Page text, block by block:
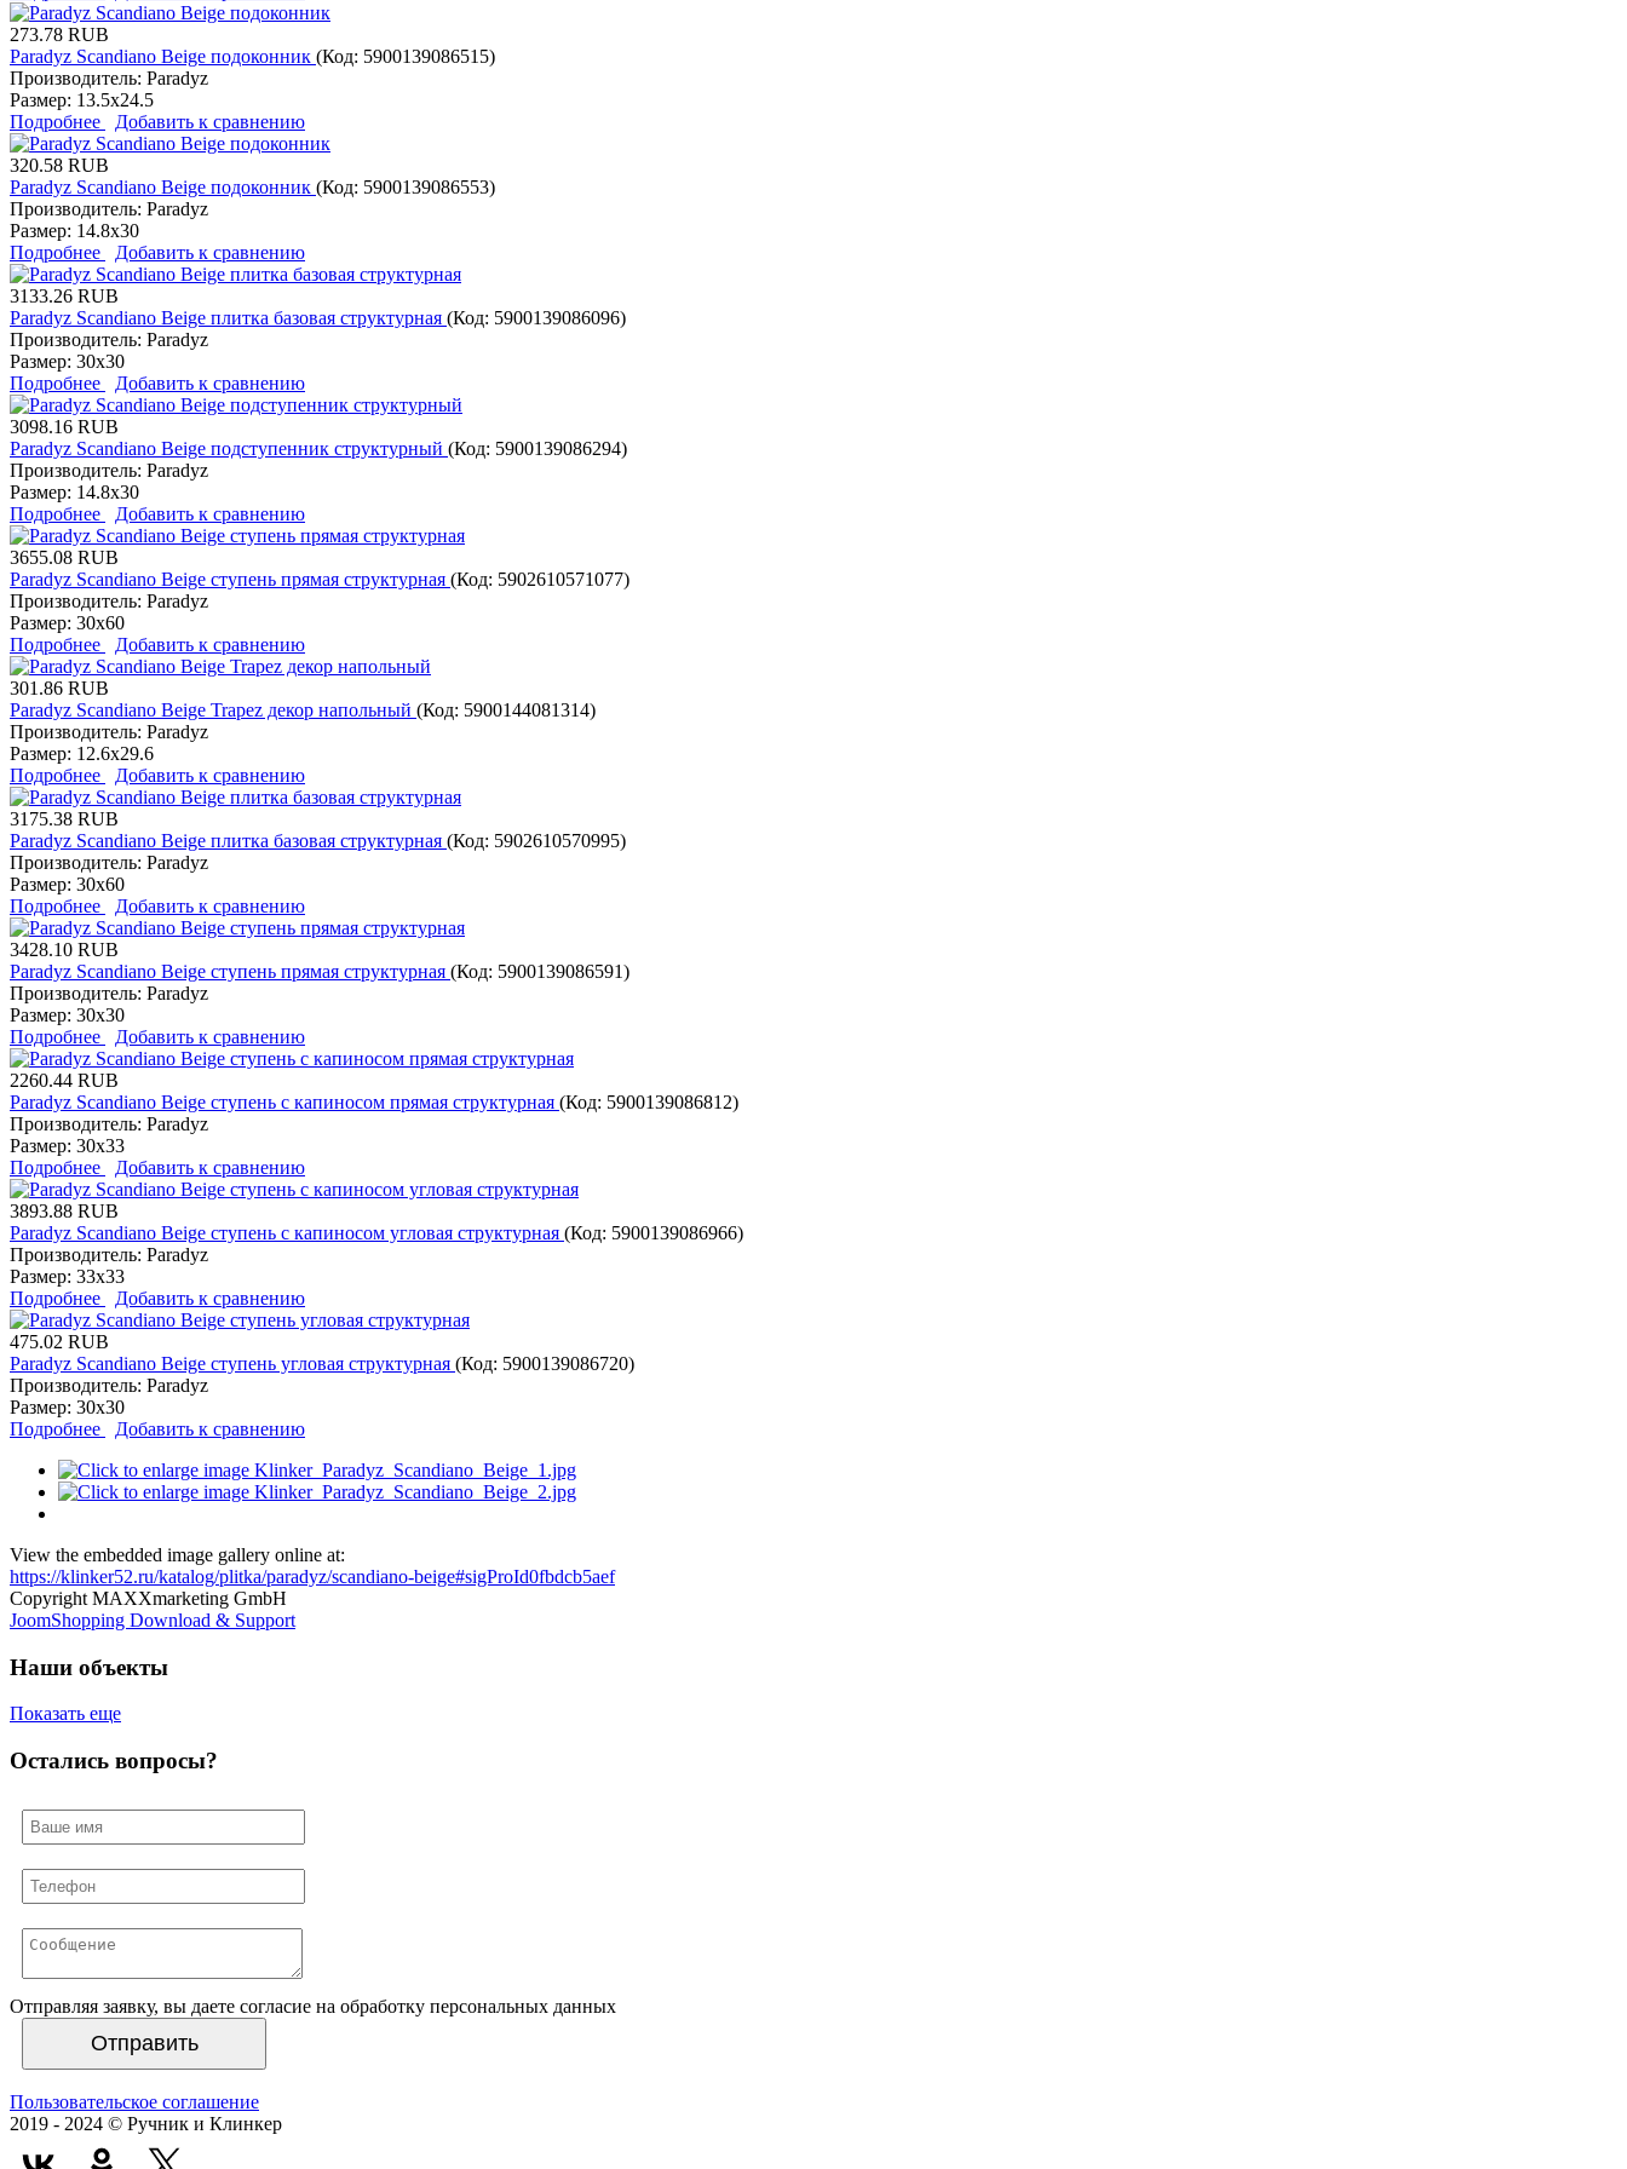
273.78 RUB
Paradyz Scandiano Beige подоконник (Код: 5900139086515)
Производитель: Paradyz
Размер: 13.5x24.5
Подробнее
Добавить к сравнению
320.58 RUB
Paradyz Scandiano Beige подоконник (Код: 5900139086553)
Производитель: Paradyz
Размер: 14.8x30
Подробнее
Добавить к сравнению
3133.26 RUB
Paradyz Scandiano Beige плитка базовая структурная (Код: 5900139086096)
Производитель: Paradyz
Размер: 30x30
Подробнее
Добавить к сравнению
3098.16 RUB
Paradyz Scandiano Beige подступенник структурный (Код: 5900139086294)
Производитель: Paradyz
Размер: 14.8x30
Подробнее
Добавить к сравнению
3655.08 RUB
Paradyz Scandiano Beige ступень прямая структурная (Код: 5902610571077)
Производитель: Paradyz
Размер: 30x60
Подробнее
Добавить к сравнению
301.86 RUB
Paradyz Scandiano Beige Trapez декор напольный (Код: 5900144081314)
Производитель: Paradyz
Размер: 12.6x29.6
Подробнее
Добавить к сравнению
3175.38 RUB
Paradyz Scandiano Beige плитка базовая структурная (Код: 5902610570995)
Производитель: Paradyz
Размер: 30x60
Подробнее
Добавить к сравнению
3428.10 RUB
Paradyz Scandiano Beige ступень прямая структурная (Код: 5900139086591)
Производитель: Paradyz
Размер: 30x30
Подробнее
Добавить к сравнению
2260.44 RUB
Paradyz Scandiano Beige ступень с капиносом прямая структурная (Код: 5900139086812)
Производитель: Paradyz
Размер: 30x33
Подробнее
Добавить к сравнению
3893.88 RUB
Paradyz Scandiano Beige ступень с капиносом угловая структурная (Код: 5900139086966)
Производитель: Paradyz
Размер: 33x33
Подробнее
Добавить к сравнению
475.02 RUB
Paradyz Scandiano Beige ступень угловая структурная (Код: 5900139086720)
Производитель: Paradyz
Размер: 30x30
Подробнее
Добавить к сравнению
View the embedded image gallery online at:
https://klinker52.ru/katalog/plitka/paradyz/scandiano-beige#sigProId0fbdcb5aef
Copyright MAXXmarketing GmbH
JoomShopping Download & Support
Наши объекты
Показать еще
Остались вопросы?
Отправляя заявку, вы даете согласие на обработку персональных данных
Отправить
Пользовательское соглашение
2019 - 2024 © Ручник и Клинкер